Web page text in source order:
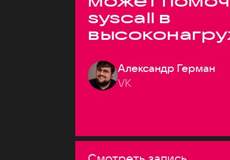
syscall в
Александр Герман
VK